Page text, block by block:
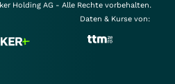
Holding AG - Alle Rechte vorbehalten.
Daten & Kurse von: